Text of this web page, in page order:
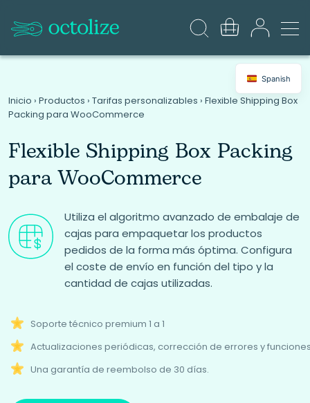
Inicio › Productos › Tarifas personalizables › Flexible Shipping Box
Packing para WooCommerce
Flexible Shipping Box Packing
para WooCommerce
Utiliza el algoritmo avanzado de embalaje de
cajas para empaquetar los productos
pedidos de la forma más óptima. Configura
el coste de envío en función del tipo y la
cantidad de cajas utilizadas.
Soporte técnico premium 1 a 1
Actualizaciones periódicas, corrección de errores y
Una garantía de reembolso de 30 días.
Spanish